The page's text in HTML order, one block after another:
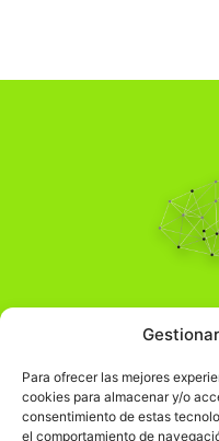
Para ofrecer las mejores
cookies para almacenar y/o
consentimiento de estas
el comportamiento de
Comprender el